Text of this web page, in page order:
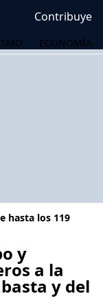
Contribuye
ECONOMÍA
hasta los 119
y
a la
y del